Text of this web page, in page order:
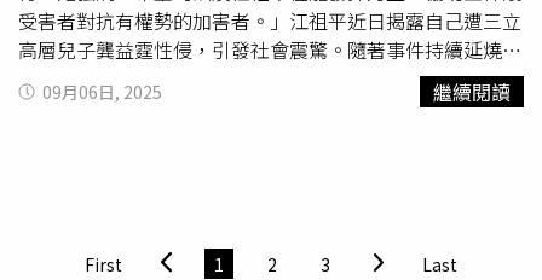
威」，但也引發社會深層分裂。警方事前警告，倫敦穆斯林
社區對可能出現的仇恨言論表達擔憂。儘管活動已於晚間超
時結束並被迅速清場，但社會各界對極右翼勢力動員能力的
高度關注，仍在英國政壇與公眾輿論間持續發酵。
受害者對抗有權勢的加害者。」江祖平近日揭露自己遭三立
高層兒子龔益霆性侵，引發社會震驚。隨著事件持續延燒，
陸陸續續有藝人與藍、白陣營政治人物發聲痛批此行為。而
高嘉瑜稍早在臉書發文表態，直呼「家暴零容忍，何況是涉
擇揭露受害經歷，「除了透過司法途徑讓加害者得到應有的
09月06日, 2025 繼續閱讀
First 1 2 3 Last